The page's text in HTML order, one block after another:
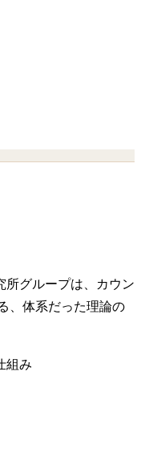
所グループは、カウン
、体系だった理論の